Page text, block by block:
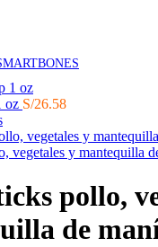
oz S/26.58
vegetales y mantequilla
pollo,
de